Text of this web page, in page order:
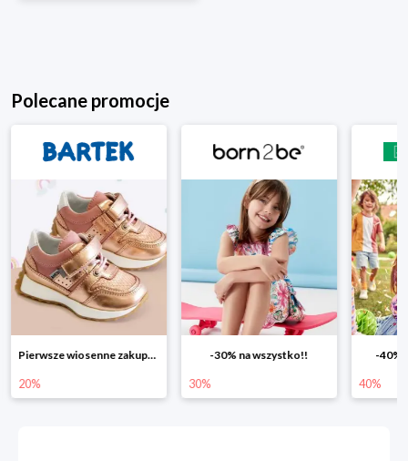
Polecane promocje
Pierwsze wiosenne zakupy -20%
20%
-30% na wszystko!!
30%
-40%
40%